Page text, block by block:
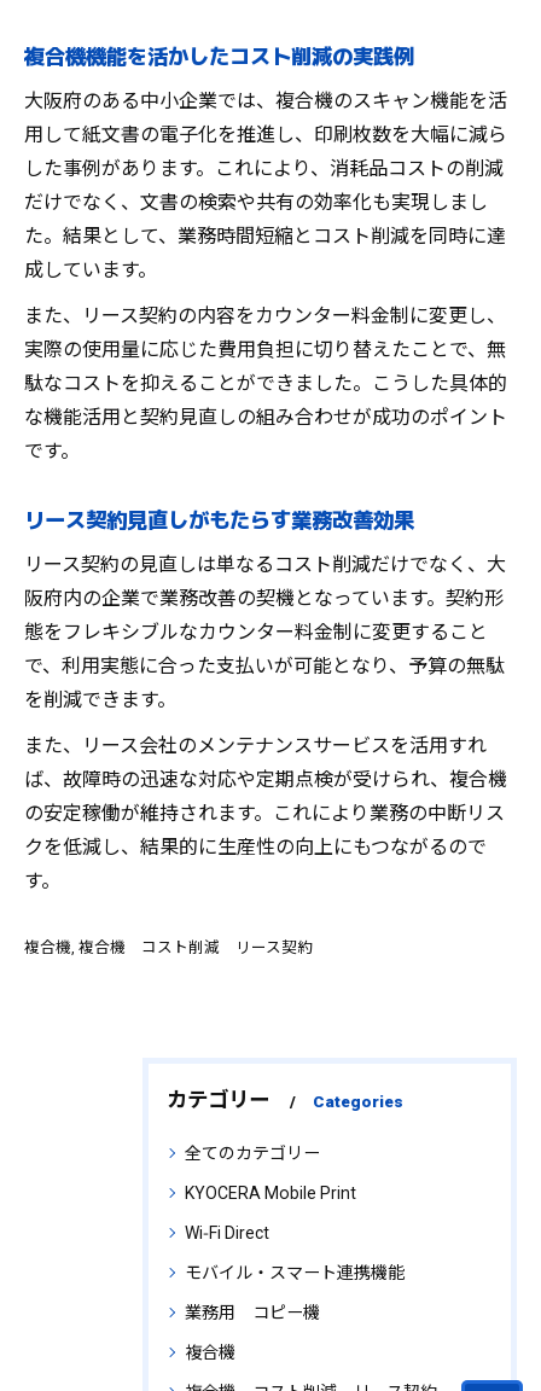
複合機機能を活かしたコスト削減の実践例
大阪府のある中小企業では、複合機のスキャン機能を活
用して紙文書の電子化を推進し、印刷枚数を大幅に減ら
した事例があります。これにより、消耗品コストの削減
だけでなく、文書の検索や共有の効率化も実現しまし
た。結果として、業務時間短縮とコスト削減を同時に達
成しています。
また、リース契約の内容をカウンター料金制に変更し、
実際の使用量に応じた費用負担に切り替えたことで、無
駄なコストを抑えることができました。こうした具体的
な機能活用と契約見直しの組み合わせが成功のポイント
です。
リース契約見直しがもたらす業務改善効果
リース契約の見直しは単なるコスト削減だけでなく、大
阪府内の企業で業務改善の契機となっています。契約形
態をフレキシブルなカウンター料金制に変更すること
で、利用実態に合った支払いが可能となり、予算の無駄
を削減できます。
また、リース会社のメンテナンスサービスを活用すれ
ば、故障時の迅速な対応や定期点検が受けられ、複合機
の安定稼働が維持されます。これにより業務の中断リス
クを低減し、結果的に生産性の向上にもつながるので
す。
複合機 複合機 コスト削減 リース契約
カテゴリー Categories
全てのカテゴリー
KYOCERA Mobile Print
Wi‑Fi Direct
モバイル・スマート連携機能
業務用 コピー機
複合機